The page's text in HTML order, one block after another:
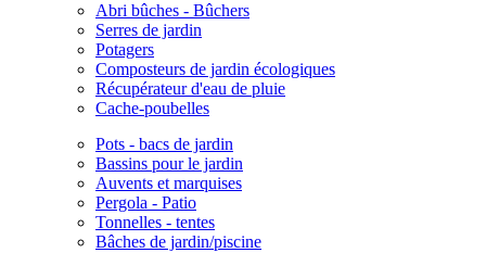
Abri bûches - Bûchers
Serres de jardin
Potagers
Composteurs de jardin écologiques
Récupérateur d'eau de pluie
Cache-poubelles
Pots - bacs de jardin
Bassins pour le jardin
Auvents et marquises
Pergola - Patio
Tonnelles - tentes
Bâches de jardin/piscine